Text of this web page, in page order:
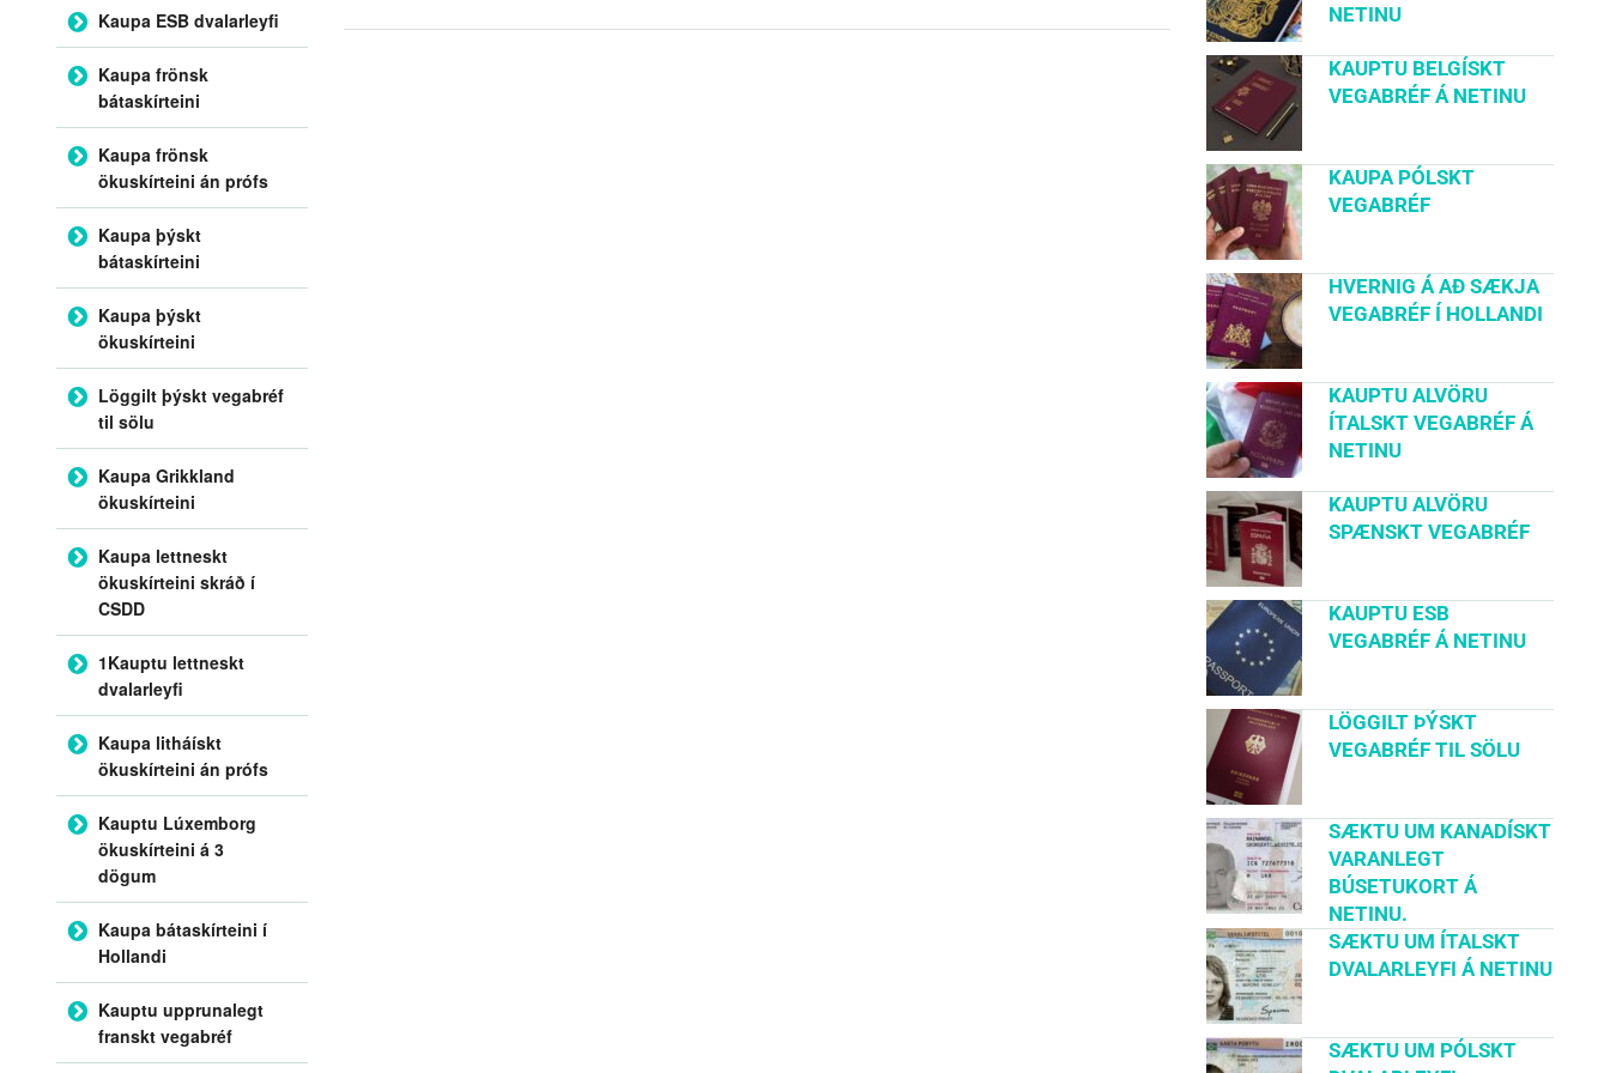
Kaupa ESB dvalarleyfi
Kaupa frönsk
bátaskírteini
Kaupa frönsk
ökuskírteini án prófs
Kaupa þýskt
bátaskírteini
Kaupa þýskt
ökuskírteini
Löggilt þýskt vegabréf
til sölu
Kaupa Grikkland
ökuskírteini
Kaupa lettneskt
ökuskírteini skráð í
CSDD
1Kauptu lettneskt
dvalarleyfi
Kaupa litháískt
ökuskírteini án prófs
Kauptu Lúxemborg
ökuskírteini á 3
dögum
Kaupa bátaskírteini í
Hollandi
Kauptu upprunalegt
franskt vegabréf
NETINU
KAUPTU BELGÍSKT
VEGABRÉF Á NETINU
KAUPA PÓLSKT
VEGABRÉF
HVERNIG Á AÐ SÆKJA
VEGABRÉF Í HOLLANDI
KAUPTU ALVÖRU
ÍTALSKT VEGABRÉF Á
NETINU
KAUPTU ALVÖRU
SPÆNSKT VEGABRÉF
KAUPTU ESB
VEGABRÉF Á NETINU
LÖGGILT ÞÝSKT
VEGABRÉF TIL SÖLU
SÆKTU UM KANADÍSKT
VARANLEGT
BÚSETUKORT Á
NETINU.
SÆKTU UM ÍTALSKT
DVALARLEYFI Á NETINU
SÆKTU UM PÓLSKT